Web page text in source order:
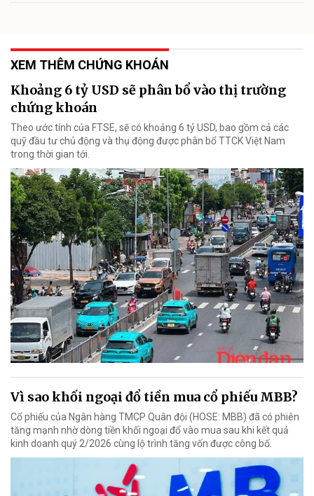
XEM THÊM CHỨNG KHOÁN
Khoảng 6 tỷ USD sẽ phân bổ vào thị trường
chứng khoán
Theo ước tính của FTSE, sẽ có khoảng 6 tỷ USD, bao gồm cả các
quỹ đầu tư chủ động và thụ động được phân bổ TTCK Việt Nam
trong thời gian tới.
Vì sao khối ngoại đổ tiền mua cổ phiếu MBB?
Cổ phiếu của Ngân hàng TMCP Quân đội (HOSE: MBB) đã có phiên
tăng mạnh nhờ dòng tiền khối ngoại đổ vào mua sau khi kết quả
kinh doanh quý 2/2026 cùng lộ trình tăng vốn được công bố.